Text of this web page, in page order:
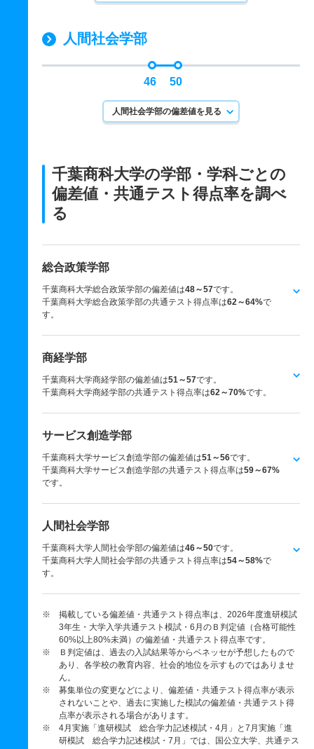
人間社会学部
46 50
人間社会学部の偏差値を見る
千葉商科大学の学部・学科ごとの
偏差値・共通テスト得点率を調べ
る
総合政策学部
千葉商科大学総合政策学部の偏差値は48～57です。
千葉商科大学総合政策学部の共通テスト得点率は62～64%で
す。
商経学部
千葉商科大学商経学部の偏差値は51～57です。
千葉商科大学商経学部の共通テスト得点率は62～70%です。
サービス創造学部
千葉商科大学サービス創造学部の偏差値は51～56です。
千葉商科大学サービス創造学部の共通テスト得点率は59～67%
です。
人間社会学部
千葉商科大学人間社会学部の偏差値は46～50です。
千葉商科大学人間社会学部の共通テスト得点率は54～58%で
す。
※ 掲載している偏差値・共通テスト得点率は、2026年度進研模試
3年生・大学入学共通テスト模試・6月のＢ判定値（合格可能性
60%以上80%未満）の偏差値・共通テスト得点率です。
※ Ｂ判定値は、過去の入試結果等からベネッセが予想したもので
あり、各学校の教育内容、社会的地位を示すものではありませ
ん。
※ 募集単位の変更などにより、偏差値・共通テスト得点率が表示
されないことや、過去に実施した模試の偏差値・共通テスト得
点率が表示される場合があります。
※ 4月実施「進研模試 総合学力記述模試・4月」と7月実施「進
研模試 総合学力記述模試・7月」では、国公立大学、共通テス